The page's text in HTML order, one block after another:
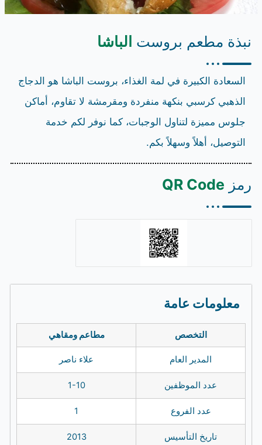
نبذة مطعم بروست الباشا
السعادة الكبيرة في لمة الغذاء، بروست الباشا هو الدجاج
الذهبي كرسبي بنكهة منفردة ومقرمشة لا تقاوم، أماكن
جلوس مميزة لتناول الوجبات، كما نوفر لكم خدمة
التوصيل، أهلاً وسهلاً بكم.
رمز QR Code
معلومات عامة
التخصص مطاعم ومقاهي
المدير العام علاء ناصر
عدد الموظفين 1-10
عدد الفروع 1
تاريخ التأسيس 2013